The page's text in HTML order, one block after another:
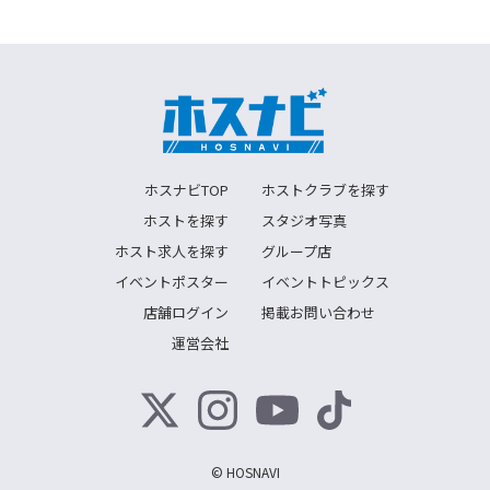
ホスナビTOP
ホストクラブを探す
ホストを探す
スタジオ写真
ホスト求人を探す
グループ店
イベントポスター
イベントトピックス
店舗ログイン
掲載お問い合わせ
運営会社
© HOSNAVI